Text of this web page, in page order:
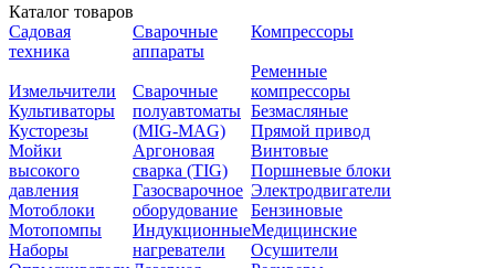
Каталог товаров
Садовая
техника
Измельчители
Культиваторы
Кусторезы
Мойки
высокого
давления
Мотоблоки
Мотопомпы
Наборы
Сварочные
аппараты
Сварочные
полуавтоматы
(MIG-MAG)
Аргоновая
сварка (TIG)
Газосварочное
оборудование
Индукционные
нагреватели
Компрессоры
Ременные
компрессоры
Безмасляные
Прямой привод
Винтовые
Поршневые блоки
Электродвигатели
Бензиновые
Медицинские
Осушители